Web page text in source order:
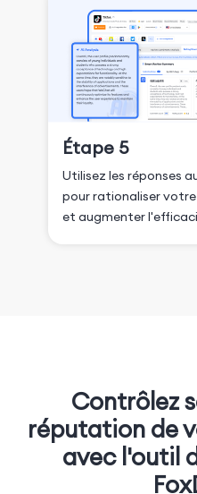
Étape 5
Utilisez les réponses
pour rationaliser
et augmenter
Contrôlez
réputation de
avec l'outil